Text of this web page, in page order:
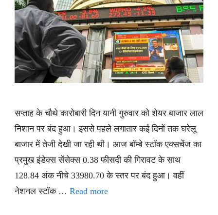
सप्ताह के चौथे कारोबारी दिन यानी गुरुवार को शेयर बाजार लाल
निशान पर बंद हुआ। इससे पहले लगातार कई दिनों तक घरेलू
बाजार में तेजी देखी जा रही थी। आज बॉम्बे स्टॉक एक्सचेंज का
प्रमुख इंडेक्स सेंसेक्स 0.38 फीसदी की गिरावट के साथ
128.84 अंक नीचे 33980.70 के स्तर पर बंद हुआ। वहीं
नेशनल स्टॉक … Read more